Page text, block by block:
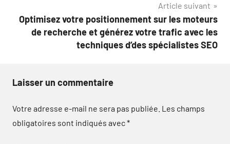
Article suivant
Optimisez votre positionnement sur les moteurs
de recherche et générez votre trafic avec les
techniques d’des spécialistes SEO
Laisser un commentaire
Votre adresse e-mail ne sera pas publiée. Les champs
obligatoires sont indiqués avec*